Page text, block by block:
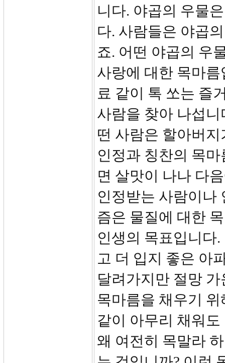
니다. 야곱의 우물
다. 사람들은 야곱
죠. 어떤 야곱의 우
사랑에 대한 목마
료 같이 톡 쏘는 즐
사람을 찾아 나섭
떤 사람은 할아버
인정과 칭찬의 목
면 살맛이 나나 다
인정받는 사람이나
즘은 물질에 대한
인생의 목표입니다
고 더 입지 좋은 아
달려가지만 절망
목마름을 채우기
같이 아무리 채워
왜 여전히 목말라